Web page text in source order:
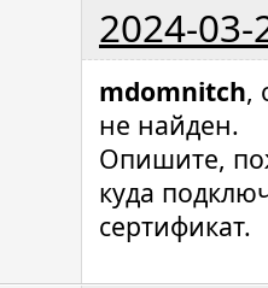
2024-03-
mdomnitch,
не найден.
Опишите,
куда
сертификат.